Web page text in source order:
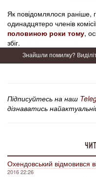
Як повідомлялося раніше,
одинадцятеро членів
половиною роки тому,
збіг.
Знайшли помилку?
Підписуйтесь на наш
дізнаватись
Охендовський відмовився
2016 22:26